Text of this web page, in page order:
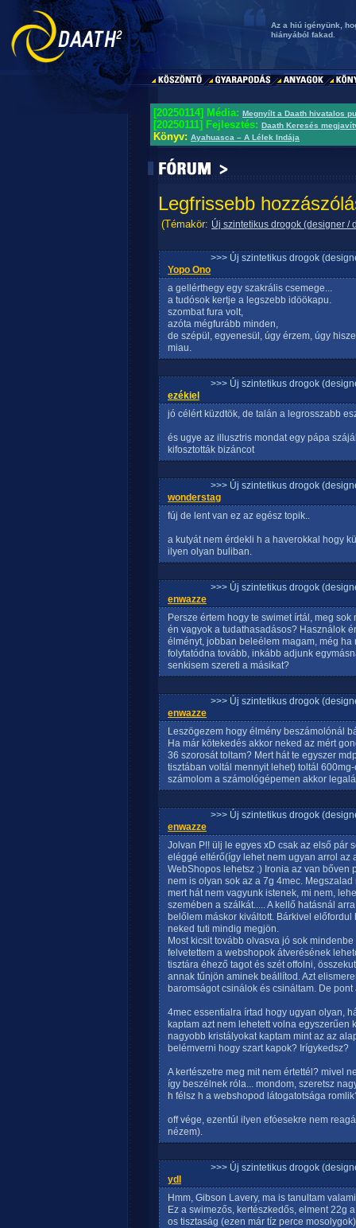
Az a hiú igényünk,
hiányából fakad.
[20250114] Média: Megnyílt a Daath hivatalos
[20250111] Fejlesztés: Daath Keresés
Könyv: Ayahuasca – A Lélek Indája
Legfrissebb
(Témakör: Új szintetikus drogok (designer /
>>> Új szintetikus drogok
Yopo Ono
a gellérthegy egy szakrális csemege...
a tudósok kertje a legszebb idöökapu.
szombat fura volt,
azóta mégfurább minden,
de szépül, egyenesül, úgy érzem, úgy
miau.
>>> Új szintetikus drogok
ezékiel
jó célért küzdtök, de talán a legrosszabb
és ugye az illusztris mondat egy pápa
kifosztották bizáncot
>>> Új szintetikus drogok
wonderstag
fúj de lent van ez az egész topik..
a kutyát nem érdekli h a haverokkal hogy
ilyen olyan buliban.
>>> Új szintetikus drogok
enwazze
Persze értem hogy te swimet írtál, meg
én vagyok a tudathasadásos? Használok
élményt, jobban beleélem magam, még
folytatódna tovább, inkább adjunk
senkisem szereti a másikat?
>>> Új szintetikus drogok
enwazze
Leszögezem hogy élmény beszámolónál
Ha már kötekedés akkor neked az mért
36 szorosát toltam? Mert hát te egyszer
tisztában voltál mennyit lehet) toltál
számolom a számológépemen akkor
>>> Új szintetikus drogok
enwazze
Jolvan P!! ülj le egyes xD csak az első pár
eléggé eltérő(így lehet nem ugyan arrol az
WebShopos lehetsz :) Ironia az van
nem is olyan sok az a 7g 4mec.
mert hát nem vagyunk istenek, mi nem,
szemében a szálkát..... A kellő hatásnál
belőlem máskor kiváltott. Bárkivel
neked tuti mindig megjön.
Most kicsit tovább olvasva jó sok
felvetettem a webshopok átverésének
tisztára éhező tagot és szét offolni,
annak tűnjön aminek beállítod. Azt
baromságot csinálok és csináltam. De
4mec essentialra írtad hogy ugyan olyan,
kaptam azt nem lehetett volna egyszerűen
nagyobb kristályokat kaptam mint az az
belémverni hogy szart kapok? Irígykedsz?
A kertészetre meg mit nem értettél? mivel
így beszélnek róla... mondom, szeretsz
h félsz h a webshopod látogatotsága
off vége, ezentúl ilyen efóesekre nem
nézem).
>>> Új szintetikus drogok
ydl
Hmm, Gibson Lavery, ma is tanultam
Ez a swimezős, kertészkedős, elment 22g
os tisztaság (ezen már tíz perce